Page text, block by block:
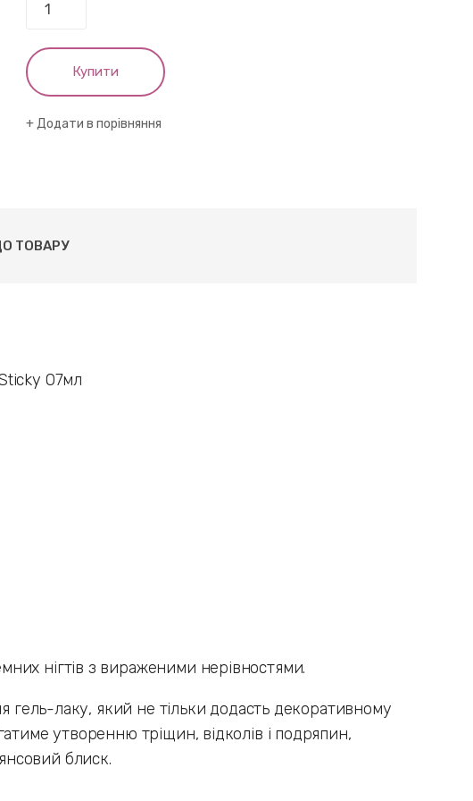
Купити
Додати в порівняння
ТОВАРУ
07мл
нігтів з вираженими нерівностями.
гель-лаку, який не тільки додасть декоративному
утворенню тріщин, відколів і подряпин,
блиск.